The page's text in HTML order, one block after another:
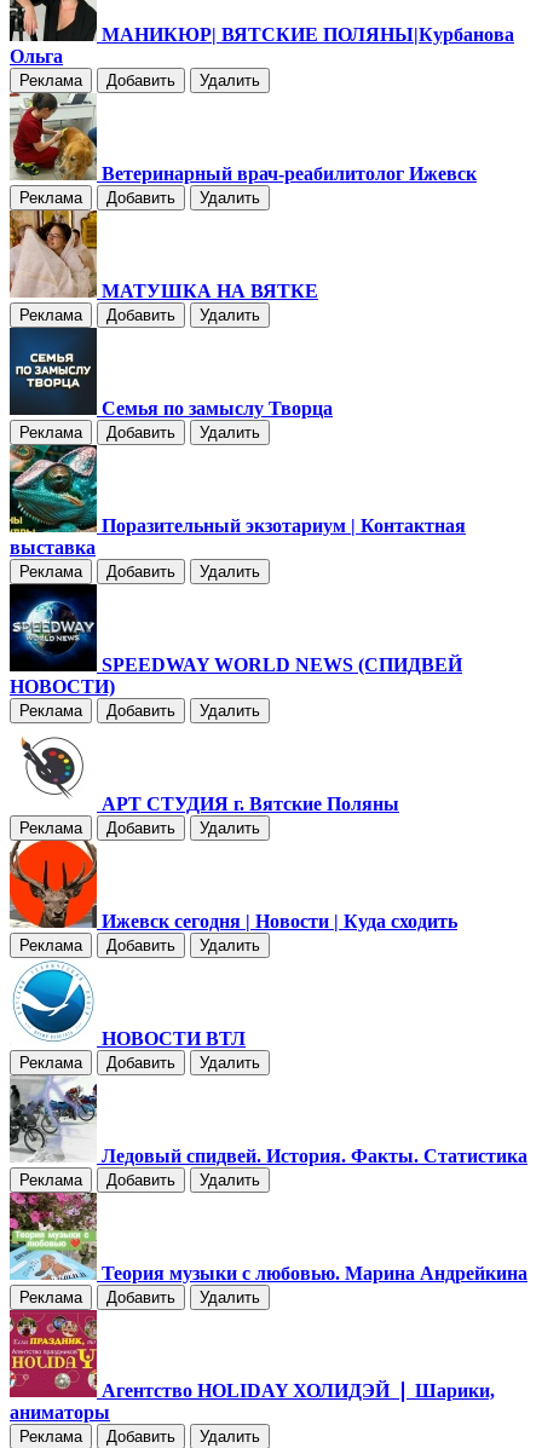
МАНИКЮР| ВЯТСКИЕ ПОЛЯНЫ|Курбанова
Ольга
Реклама Добавить Удалить
Ветеринарный врач-реабилитолог Ижевск
Реклама Добавить Удалить
МАТУШКА НА ВЯТКЕ
Реклама Добавить Удалить
Семья по замыслу Творца
Реклама Добавить Удалить
Поразительный экзотариум | Контактная
выставка
Реклама Добавить Удалить
SPEEDWAY WORLD NEWS (СПИДВЕЙ
НОВОСТИ)
Реклама Добавить Удалить
АРТ СТУДИЯ г. Вятские Поляны
Реклама Добавить Удалить
Ижевск сегодня | Новости | Куда сходить
Реклама Добавить Удалить
НОВОСТИ ВТЛ
Реклама Добавить Удалить
Ледовый спидвей. История. Факты. Статистика
Реклама Добавить Удалить
Теория музыки с любовью. Марина Андрейкина
Реклама Добавить Удалить
Агентство HOLIDAY ХОЛИДЭЙ ❘ Шарики,
аниматоры
Реклама Добавить Удалить